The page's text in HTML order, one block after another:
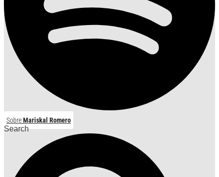
SobreMariskal Romero
Search